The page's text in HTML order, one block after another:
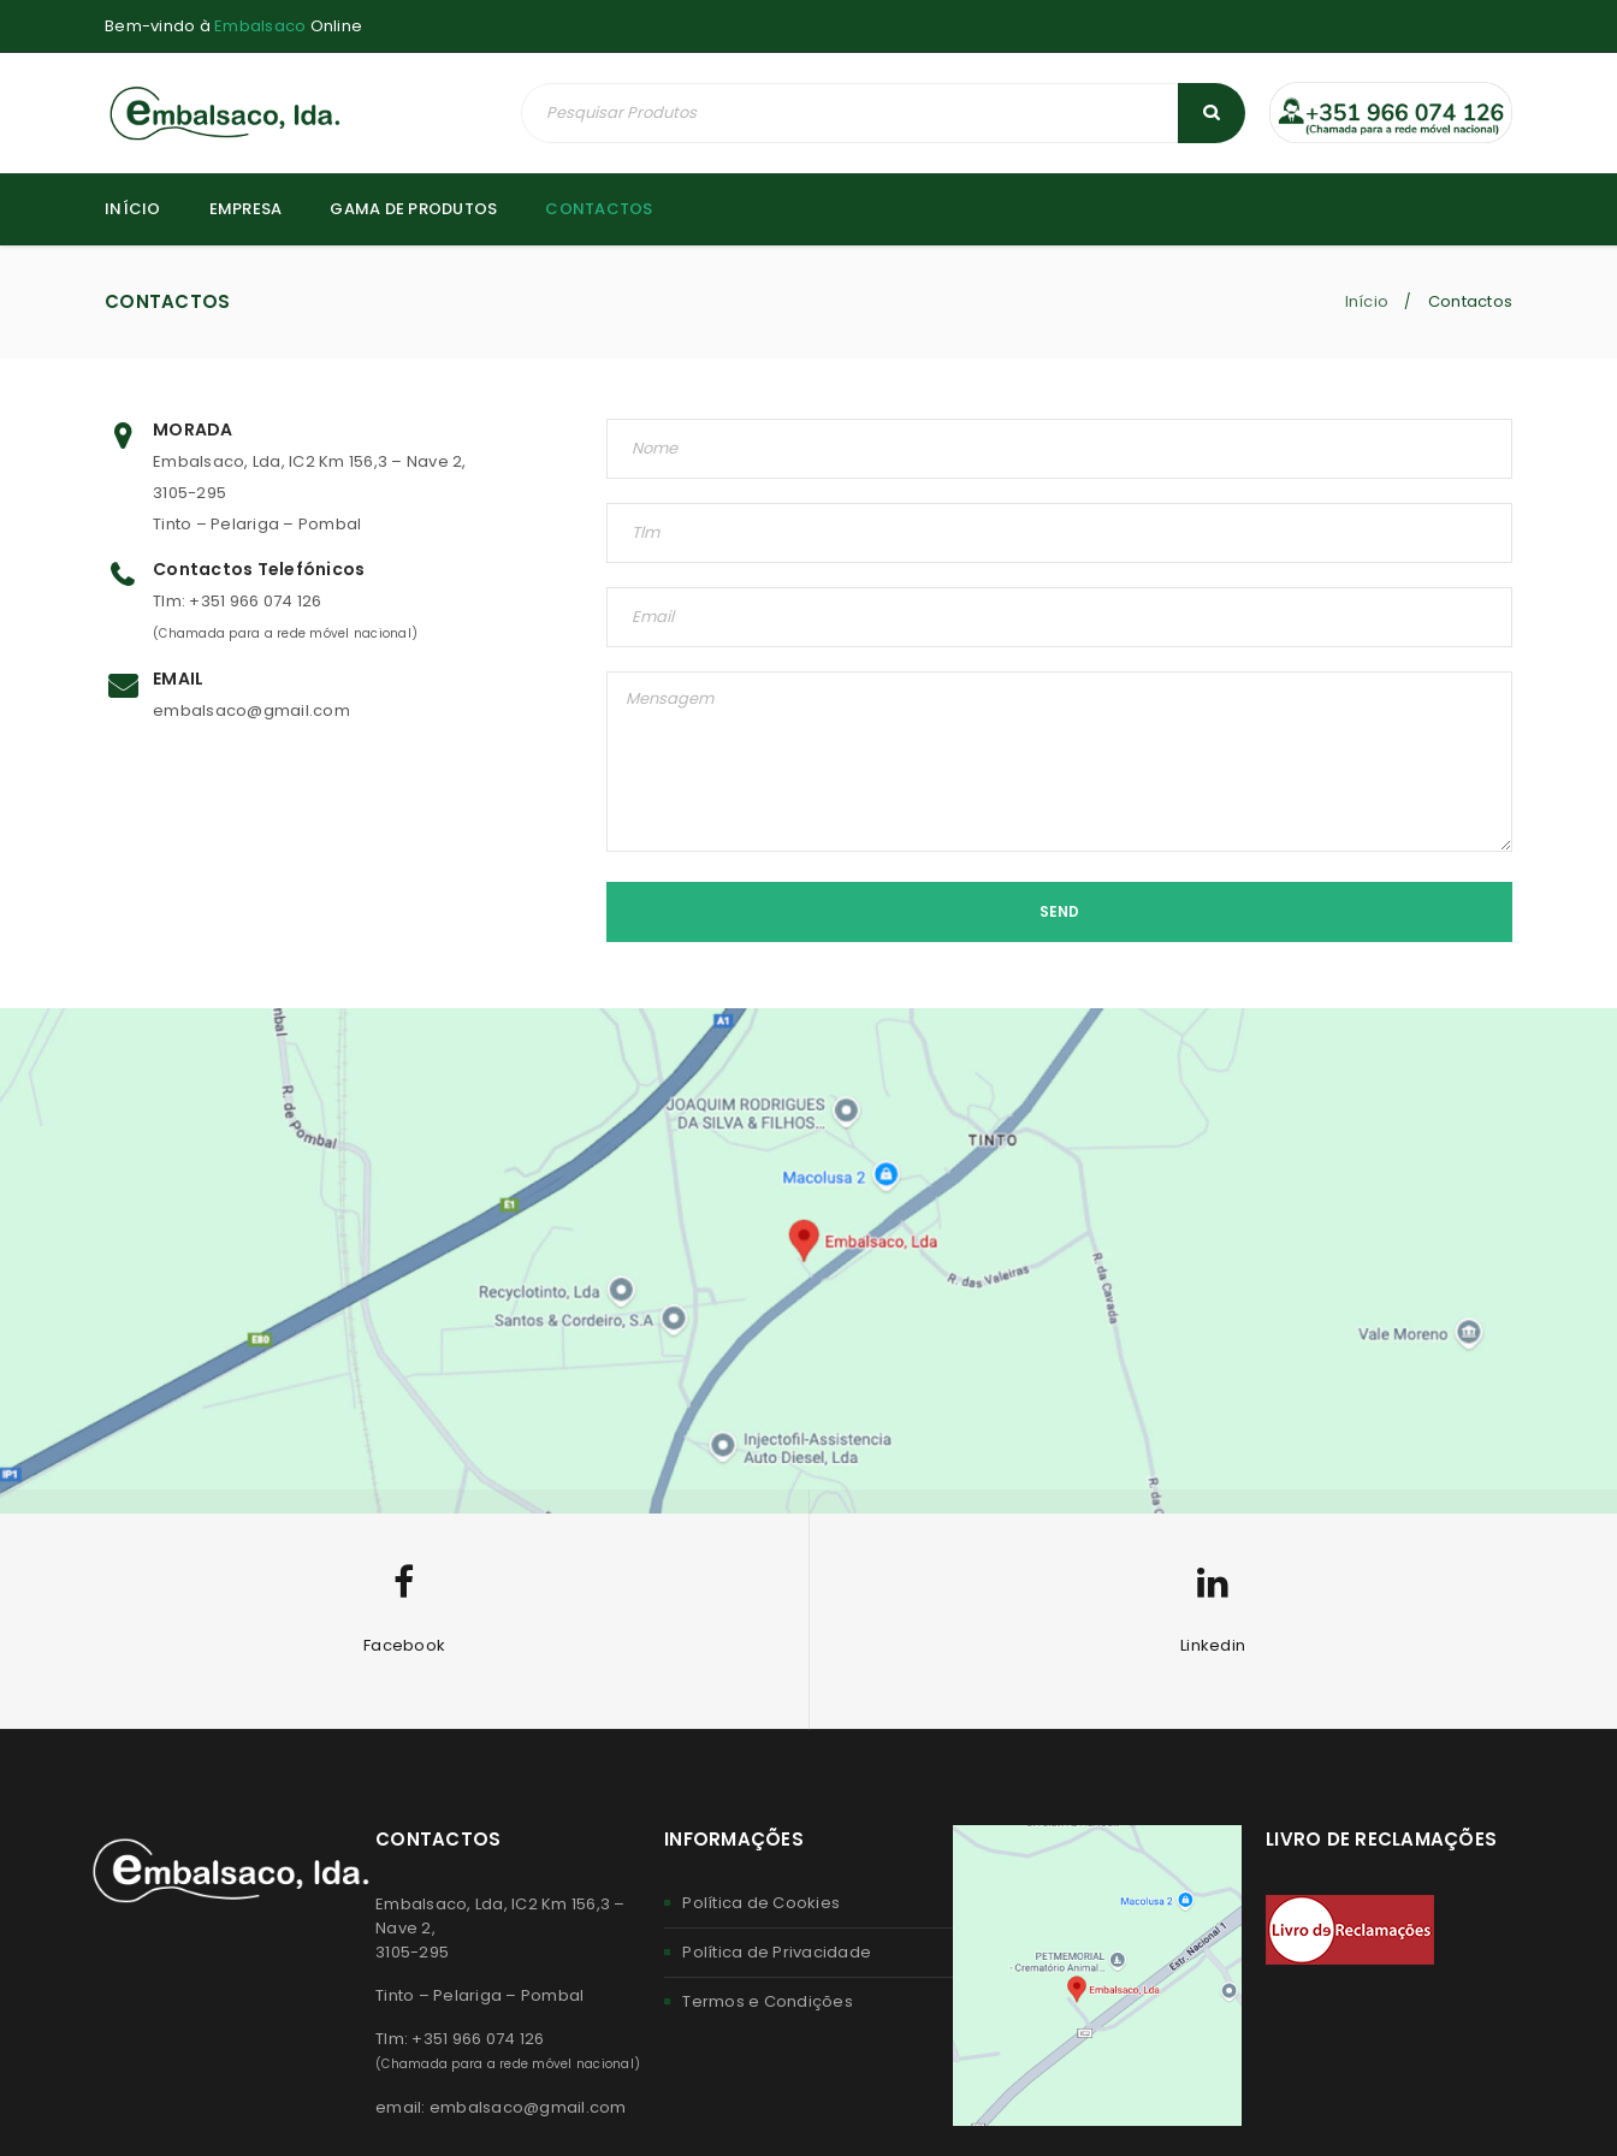
Bem-vindo à Embalsaco Online
INÍCIO EMPRESA GAMA DE PRODUTOS CONTACTOS
CONTACTOS Início / Contactos
MORADA
Embalsaco, Lda, IC2 Km 156,3 – Nave 2,
3105-295
Tinto – Pelariga – Pombal
Contactos Telefónicos
Tlm: +351 966 074 126
(Chamada para a rede móvel nacional)
EMAIL
embalsaco@gmail.com
Facebook Linkedin
CONTACTOS
Embalsaco, Lda, IC2 Km 156,3 –
Nave 2,
3105-295
Tinto – Pelariga – Pombal
Tlm: +351 966 074 126
(Chamada para a rede móvel nacional)
email: embalsaco@gmail.com
INFORMAÇÕES
Política de Cookies
Política de Privacidade
Termos e Condições
LIVRO DE RECLAMAÇÕES